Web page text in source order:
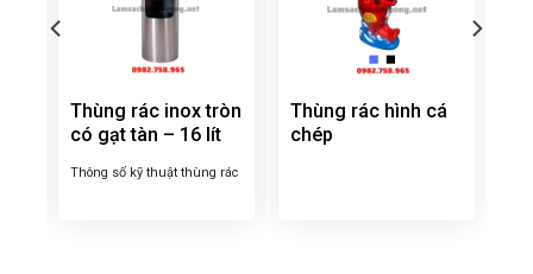
Thùng rác inox tròn
có gạt tàn – 16 lít
Thông số kỹ thuật thùng rác
Thùng rác hình cá
chép